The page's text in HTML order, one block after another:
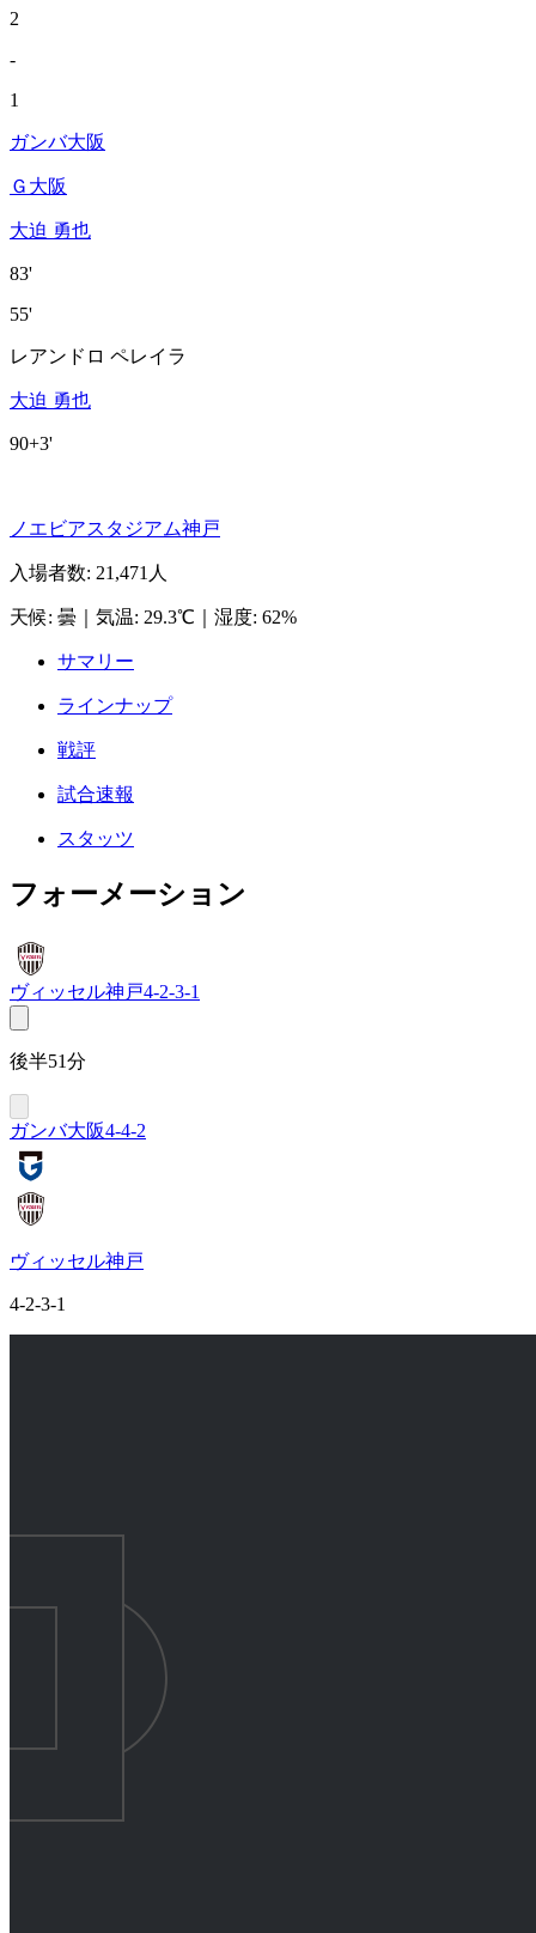
2
-
1
ガンバ大阪
Ｇ大阪
大迫 勇也
83'
55'
レアンドロ ペレイラ
大迫 勇也
90+3'
ノエビアスタジアム神戸
入場者数: 21,471人
天候: 曇 気温: 29.3℃ 湿度: 62%
サマリー
ラインナップ
戦評
試合速報
スタッツ
フォーメーション
ヴィッセル神戸4-2-3-1
後半51分
ガンバ大阪4-4-2
ヴィッセル神戸
4-2-3-1